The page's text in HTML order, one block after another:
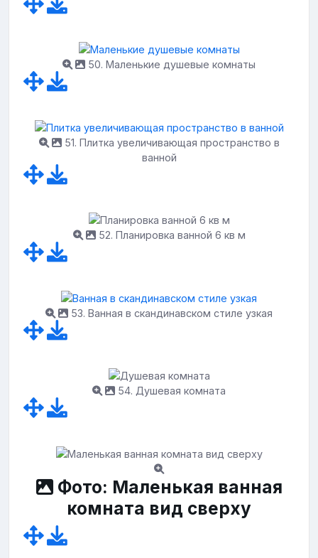
50. Маленькие душевые комнаты
51. Плитка увеличивающая пространство в
ванной
52. Планировка ванной 6 кв м
53. Ванная в скандинавском стиле узкая
54. Душевая комната
Фото: Маленькая ванная
комната вид сверху